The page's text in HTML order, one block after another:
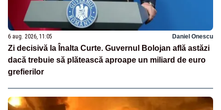
6 aug. 2026, 11:05 Daniel Onescu
Zi decisivă la Înalta Curte. Guvernul Bolojan află astăzi
dacă trebuie să plătească aproape un miliard de euro
grefierilor